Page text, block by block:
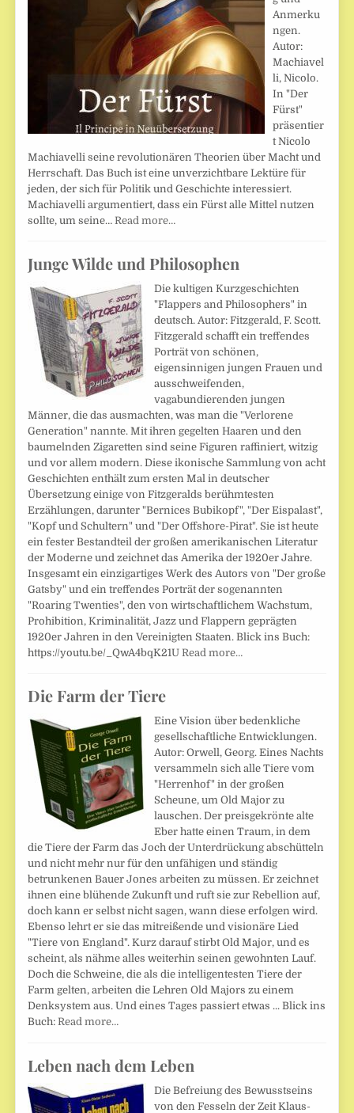
Anmerku
ngen.
Autor:
Machiavel
li, Nicolo.
In "Der
Fürst"
präsentier
t Nicolo
Machiavelli seine revolutionären Theorien über Macht und
Herrschaft. Das Buch ist eine unverzichtbare Lektüre für
jeden, der sich für Politik und Geschichte interessiert.
Machiavelli argumentiert, dass ein Fürst alle Mittel nutzen
sollte, um seine…Read more…
Junge Wilde und Philosophen
Die kultigen Kurzgeschichten
"Flappers and Philosophers" in
deutsch. Autor: Fitzgerald, F. Scott.
Fitzgerald schafft ein treffendes
Porträt von schönen,
eigensinnigen jungen Frauen und
ausschweifenden,
vagabundierenden jungen
Männer, die das ausmachten, was man die "Verlorene
Generation" nannte. Mit ihren gegelten Haaren und den
baumelnden Zigaretten sind seine Figuren raffiniert, witzig
und vor allem modern. Diese ikonische Sammlung von acht
Geschichten enthält zum ersten Mal in deutscher
Übersetzung einige von Fitzgeralds berühmtesten
Erzählungen, darunter "Bernices Bubikopf", "Der Eispalast",
"Kopf und Schultern" und "Der Offshore-Pirat". Sie ist heute
ein fester Bestandteil der großen amerikanischen Literatur
der Moderne und zeichnet das Amerika der 1920er Jahre.
Insgesamt ein einzigartiges Werk des Autors von "Der große
Gatsby" und ein treffendes Porträt der sogenannten
"Roaring Twenties", den von wirtschaftlichem Wachstum,
Prohibition, Kriminalität, Jazz und Flappern geprägten
1920er Jahren in den Vereinigten Staaten. Blick ins Buch:
https://youtu.be/_QwA4bqK21URead more…
Die Farm der Tiere
Eine Vision über bedenkliche
gesellschaftliche Entwicklungen.
Autor: Orwell, Georg. Eines Nachts
versammeln sich alle Tiere vom
"Herrenhof" in der großen
Scheune, um Old Major zu
lauschen. Der preisgekrönte alte
Eber hatte einen Traum, in dem
die Tiere der Farm das Joch der Unterdrückung abschütteln
und nicht mehr nur für den unfähigen und ständig
betrunkenen Bauer Jones arbeiten zu müssen. Er zeichnet
ihnen eine blühende Zukunft und ruft sie zur Rebellion auf,
doch kann er selbst nicht sagen, wann diese erfolgen wird.
Ebenso lehrt er sie das mitreißende und visionäre Lied
"Tiere von England". Kurz darauf stirbt Old Major, und es
scheint, als nähme alles weiterhin seinen gewohnten Lauf.
Doch die Schweine, die als die intelligentesten Tiere der
Farm gelten, arbeiten die Lehren Old Majors zu einem
Denksystem aus. Und eines Tages passiert etwas ... Blick ins
Buch:Read more…
Leben nach dem Leben
Die Befreiung des Bewusstseins
von den Fesseln der Zeit Klaus-